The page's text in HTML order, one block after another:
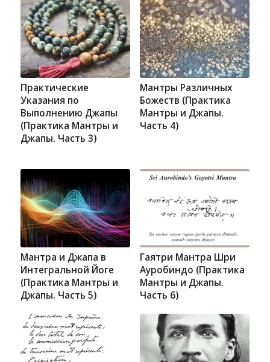
Практические
Указания по
Выполнению Джапы
(Практика Мантры и
Джапы. Часть 3)
Мантры Различных
Божеств (Практика
Мантры и Джапы.
Часть 4)
Мантра и Джапа в
Интегральной Йоге
(Практика Мантры и
Джапы. Часть 5)
Гаятри Мантра Шри
Ауробиндо (Практика
Мантры и Джапы.
Часть 6)